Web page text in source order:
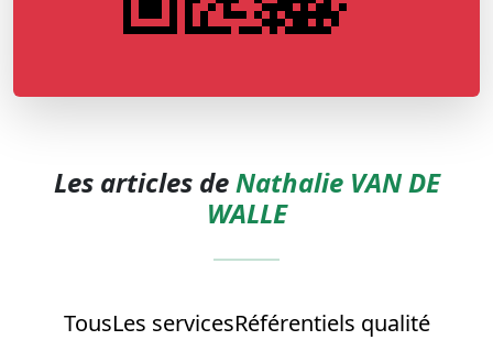
Les articles deNathalie VAN DE
WALLE
TousLes servicesRéférentiels qualité